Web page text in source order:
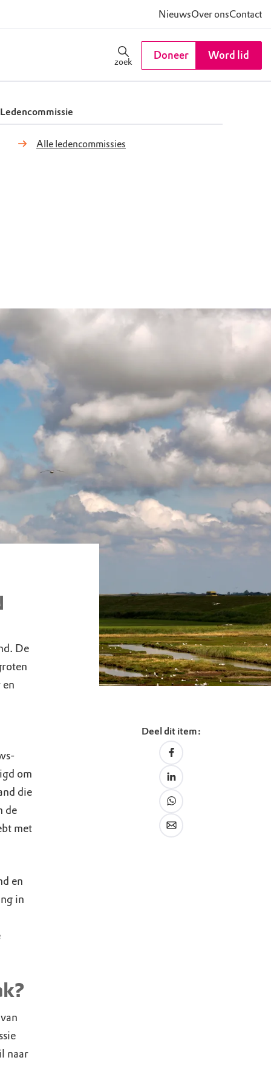
NieuwsOver onsContact
zoek
Doneer Word lid
Ledencommissie
Alle ledencommissies
De
om
die
de
met
en
in
naar
Deel dit item: